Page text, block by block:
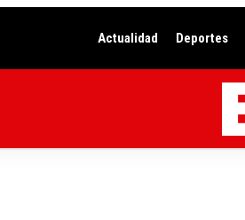
Actualidad Deportes